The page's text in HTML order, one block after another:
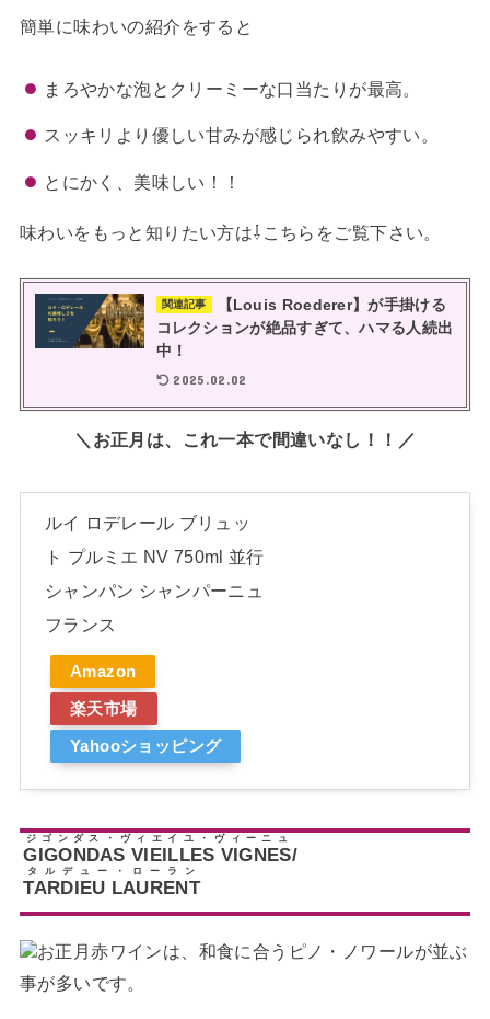
簡単に味わいの紹介をすると
まろやかな泡とクリーミーな口当たりが最高。
スッキリより優しい甘みが感じられ飲みやすい。
とにかく、美味しい！！
味わいをもっと知りたい方は⇩こちらをご覧下さい。
関連記事
【Louis Roederer】が手掛ける
コレクションが絶品すぎて、ハマる人続出
中！
2025.02.02
＼お正月は、これ一本で間違いなし！！／
ルイ ロデレール ブリュッ
ト プルミエ NV 750ml 並行
シャンパン シャンパーニュ
フランス
Amazon
楽天市場
Yahooショッピング
GIGONDAS VIEILLES VIGNES
ジゴンダス・ヴィエイユ・ヴィーニュ
/
TARDIEU LAURENT
タルデュー・ローラン
お正月赤ワインは、和食に合うピノ・ノワールが並ぶ
事が多いです。